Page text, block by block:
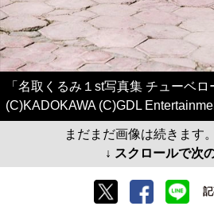
「名取くるみ１st写真集 チューベロ
(C)KADOKAWA (C)GDL
まだまだ画像は続きます
↓ スクロールで次